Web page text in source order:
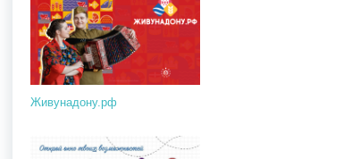
Живунадону.рф